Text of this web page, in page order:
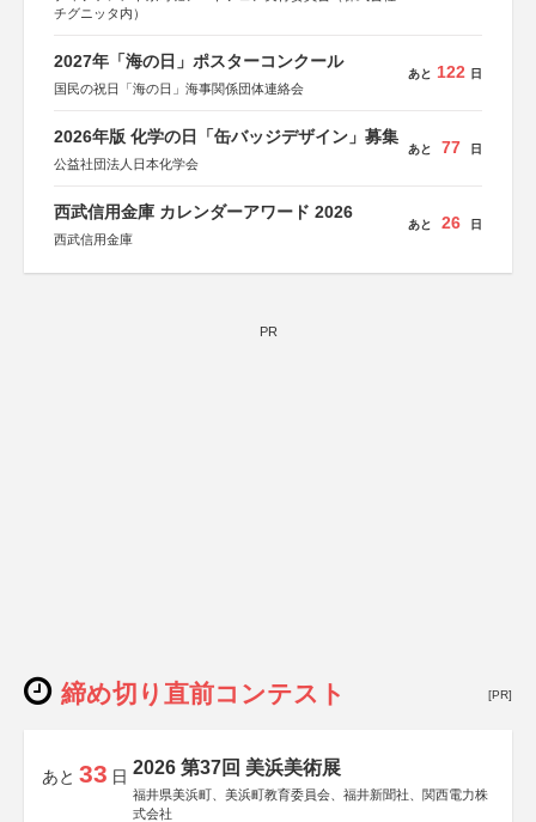
チグニッタ内）
2027年「海の日」ポスターコンクール
国民の祝日「海の日」海事関係団体連絡会
あと 122 日
2026年版 化学の日「缶バッジデザイン」募集
公益社団法人日本化学会
あと 77 日
西武信用金庫 カレンダーアワード 2026
西武信用金庫
あと 26 日
PR
締め切り直前コンテスト [PR]
あと 33 日 2026 第37回 美浜美術展
福井県美浜町、美浜町教育委員会、福井新聞社、関西電力株
式会社